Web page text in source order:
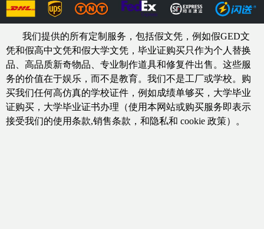
我们提供的所有定制服务，包括假文凭，例如假GED文
凭和假高中文凭和假大学文凭， 毕业证购买只作为个人替换
品、高品质新奇物品、专业制作道具和修复件出售。这些服
务的价值在于娱乐，而不是教育。我们不是工厂或学校。购
买我们任何高仿真的学校证件，例如成绩单够买 ，大学毕业
证购买，大学毕业证书办理（使用本网站或购买服务即表示
接受我们的使用条款,销售条款，和隐私和 cookie 政策）。